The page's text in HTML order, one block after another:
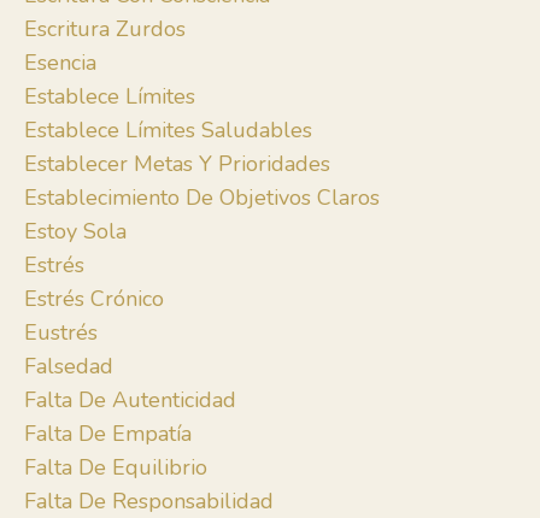
Escritura Zurdos
Esencia
Establece Límites
Establece Límites Saludables
Establecer Metas Y Prioridades
Establecimiento De Objetivos Claros
Estoy Sola
Estrés
Estrés Crónico
Eustrés
Falsedad
Falta De Autenticidad
Falta De Empatía
Falta De Equilibrio
Falta De Responsabilidad